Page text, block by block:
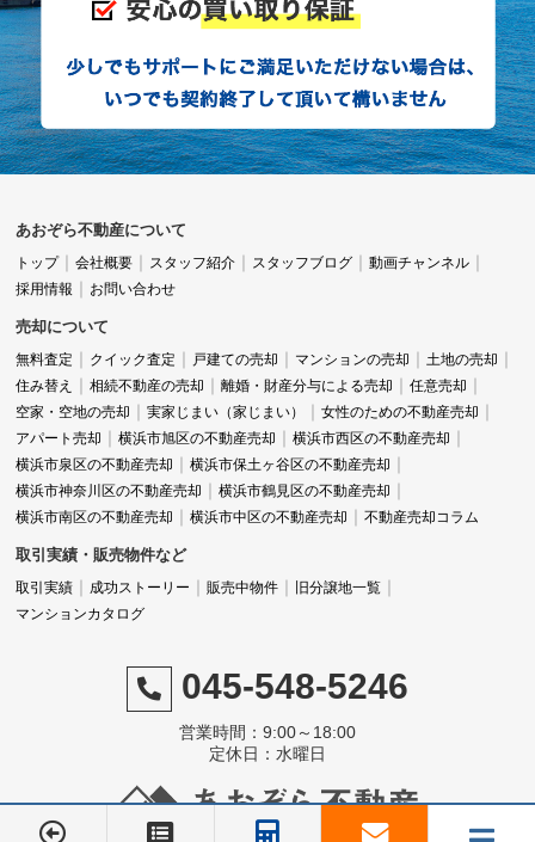
あおぞら不動産について
トップ 会社概要 スタッフ紹介 スタッフブログ
動画チャンネル
採用情報
お問い合わせ
売却について
無料査定 クイック査定 戸建ての売却 マンションの売却
土地の売却
住み替え
相続不動産の売却 離婚・財産分与による売却
任意売却
空家・空地の売却
実家じまい（家じまい）
女性のための不動産売却
アパート売却
横浜市旭区の不動産売却
横浜市西区の不動産売却
横浜市泉区の不動産売却
横浜市保土ヶ谷区の不動産売却
横浜市神奈川区の不動産売却
横浜市鶴見区の不動産売却
横浜市南区の不動産売却
横浜市中区の不動産売却 不動産売却コラム
取引実績・販売物件など
取引実績 成功ストーリー 販売中物件
旧分譲地一覧
マンションカタログ
045-548-5246
営業時間：9:00～18:00
定休日：水曜日